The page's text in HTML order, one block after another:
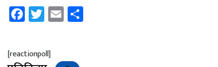
Facebook
Twitter
Email
[reactionpoll]